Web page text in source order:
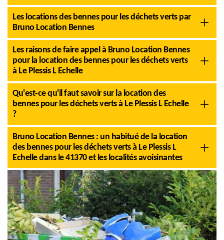
Les locations des bennes pour les déchets verts par
Bruno Location Bennes
Les raisons de faire appel à Bruno Location Bennes
pour la location des bennes pour les déchets verts
à Le Plessis L Echelle
Qu'est-ce qu'il faut savoir sur la location des
bennes pour les déchets verts à Le Plessis L Echelle
?
Bruno Location Bennes : un habitué de la location
des bennes pour les déchets verts à Le Plessis L
Echelle dans le 41370 et les localités avoisinantes